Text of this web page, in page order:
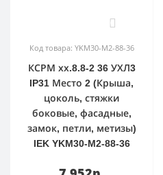
Код товара: YKM30-M2-88-36
КСРМ хх.8.8-2 36 УХЛ3
IP31 Место 2 (Крыша,
цоколь, стяжки
боковые, фасадные,
замок, петли, метизы)
IEK YKM30-M2-88-36